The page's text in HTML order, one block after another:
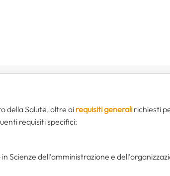
della Salute, oltre ai requisiti generali richiesti
requisiti specifici:
Scienze dell’amministrazione e